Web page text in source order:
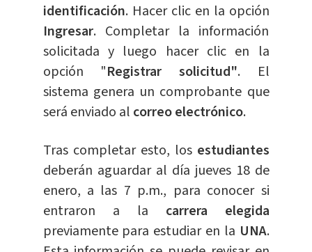
identificación. Hacer clic en la opción
Ingresar. Completar la información
solicitada y luego hacer clic en la
opción "Registrar solicitud". El
sistema genera un comprobante que
será enviado al correo electrónico.
Tras completar esto, los estudiantes
deberán aguardar al día jueves 18 de
enero, a las 7 p.m., para conocer si
entraron a la carrera elegida
previamente para estudiar en la UNA.